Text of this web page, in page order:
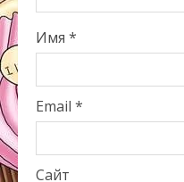
Имя *
Email *
Сайт